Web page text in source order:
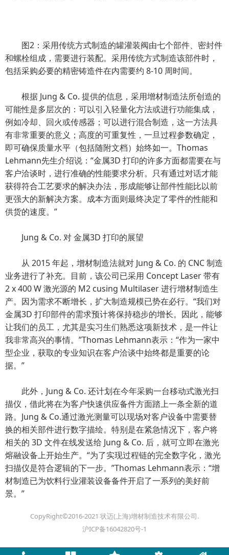
图2：采用传统方式制造的罐灌装阀由七个部件、密封件
和螺栓组成，需要进行装配。采用传统方式制造该部件时，
包括采购必要的精密铸造件在内需要约 8-10 周时间。
根据 Jung & Co. 提供的信息，采用增材制造法所创造的
可能性是多层次的：可以引入轻量化方法或进行功能集成，
例如冷却、回火或传感器；可以进行混合制造，这一方法具
有非常重要的意义；高度的可重复性，一旦过程参数确定，
即可确保质量水平（包括随附文档）始终如一。Thomas
Lehmann先生介绍说：“金属3D 打印的许多方面都需要在与
客户洽谈时，进行准确的性能要求分析。只有通过对话才能
获得符合工艺要求的解决办法，形成能够让部件性能比以前
更强大的新解决方案。成本方面则最终决定了零件的性能和
供货的速度。”
Jung & Co. 对 金属3D 打印的展望
从 2015 年起，增材制造法就对 Jung & Co. 的 CNC 制造
业务进行了补充。目前，该公司已采用 Concept Laser 带有
2 x 400 W 激光源的 M2 cusing Multilaser 进行增材制造生
产。因为需求不断增长，扩大制造规模已势在必行。“我们对
金属3D 打印部件的需求预计将保持稳步的增长。因此，能够
让我们的员工，尤其是实习生们熟悉这项新技术，是一件让
我非常高兴的事情。”Thomas Lehmann表示：“作为一家中
型企业，获取的专业知识在客户洽谈中始终都是重要的论
据。”
此外，Jung & Co. 还计划在今年采购一台移动式激光扫
描仪，借此将在为客户快速供应备件方面踏上一条全新的道
路。Jung & Co.通过激光测量可以现场对客户设备中需要替
换的相关部件进行数字描绘。特别是在紧急情况下，客户将
相关的 3D 文件在线发送给 Jung & Co. 后，就可立即在激光
熔融设备上开始生产。“为了实现过程链的完全数字化，激光
扫描仪是符合逻辑的下一步。”Thomas Lehmann表示：“增
材制造已为饮料行业灌装设备备件开启了一系列的美好前
景。”
CopyRight©2016-2021 状迈(上海)增材制造技术有限公司.
沪ICP备16042820号-1